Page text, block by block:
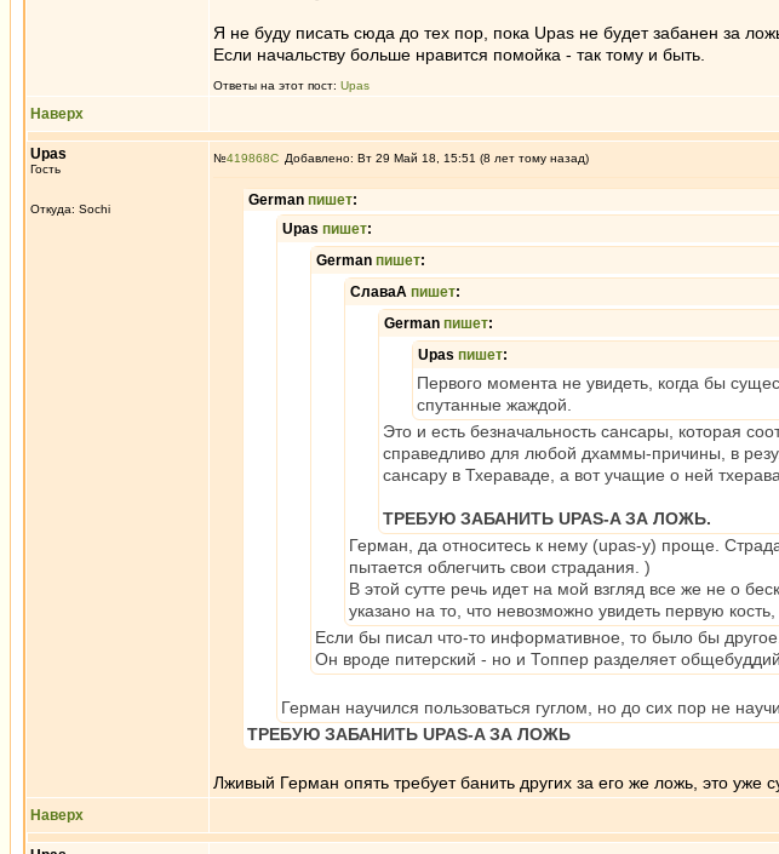
Я не буду писать сюда до тех пор, пока Upas не будет забанен за
Если начальству больше нравится помойка - так тому и быть.
Ответы на этот пост: Upas
Наверх
Upas
Гость
Откуда: Sochi
№419868 Добавлено: Вт 29 Май 18, 15:51 (8 лет тому назад)
German пишет:
Upas пишет:
German пишет:
СлаваА пишет:
German пишет:
Upas пишет:
Первого момента не увидеть, когда бы
спутанные жаждой.
Это и есть безначальность сансары, которая
справедливо для любой дхаммы-причины, в
сансару в Тхераваде, а вот учащие о ней
ТРЕБУЮ ЗАБАНИТЬ UPAS-A ЗА ЛОЖЬ.
Герман, да относитесь к нему (upas-у) проще.
пытается облегчить свои страдания. )
В этой сутте речь идет на мой взгляд все же не о
указано на то, что невозможно увидеть первую
Если бы писал что-то информативное, то было бы другое.
Он вроде питерский - но и Топпер разделяет
Герман научился пользоваться гуглом, но до сих пор не
ТРЕБУЮ ЗАБАНИТЬ UPAS-A ЗА ЛОЖЬ
Лживый Герман опять требует банить других за его же ложь, это уже
Наверх